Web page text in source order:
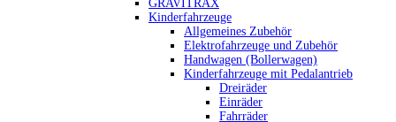
GRAVITRAX
Kinderfahrzeuge
Allgemeines Zubehör
Elektrofahrzeuge und Zubehör
Handwagen (Bollerwagen)
Kinderfahrzeuge mit Pedalantrieb
Dreiräder
Einräder
Fahrräder